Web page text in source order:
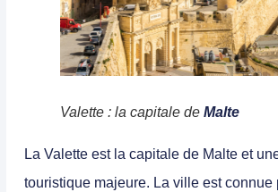
Valette : la capitale de Malte
La Valette est la capitale de Malte et
touristique majeure. La ville est connue